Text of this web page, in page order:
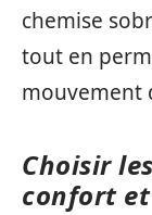
chemise
tout en
mouvement
Choisir
confort et